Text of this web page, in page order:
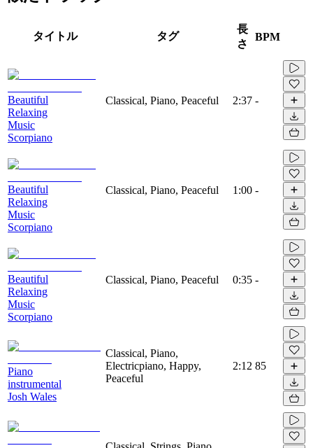
タイトル タグ
長
さ
BPM
Beautiful
Relaxing
Music
Scorpiano
Classical, Piano, Peaceful 2:37 -
Beautiful
Relaxing
Music
Scorpiano
Classical, Piano, Peaceful 1:00 -
Beautiful
Relaxing
Music
Scorpiano
Classical, Piano, Peaceful 0:35 -
Piano
instrumental
Josh Wales
Classical, Piano,
Electricpiano, Happy,
Peaceful
2:12 85